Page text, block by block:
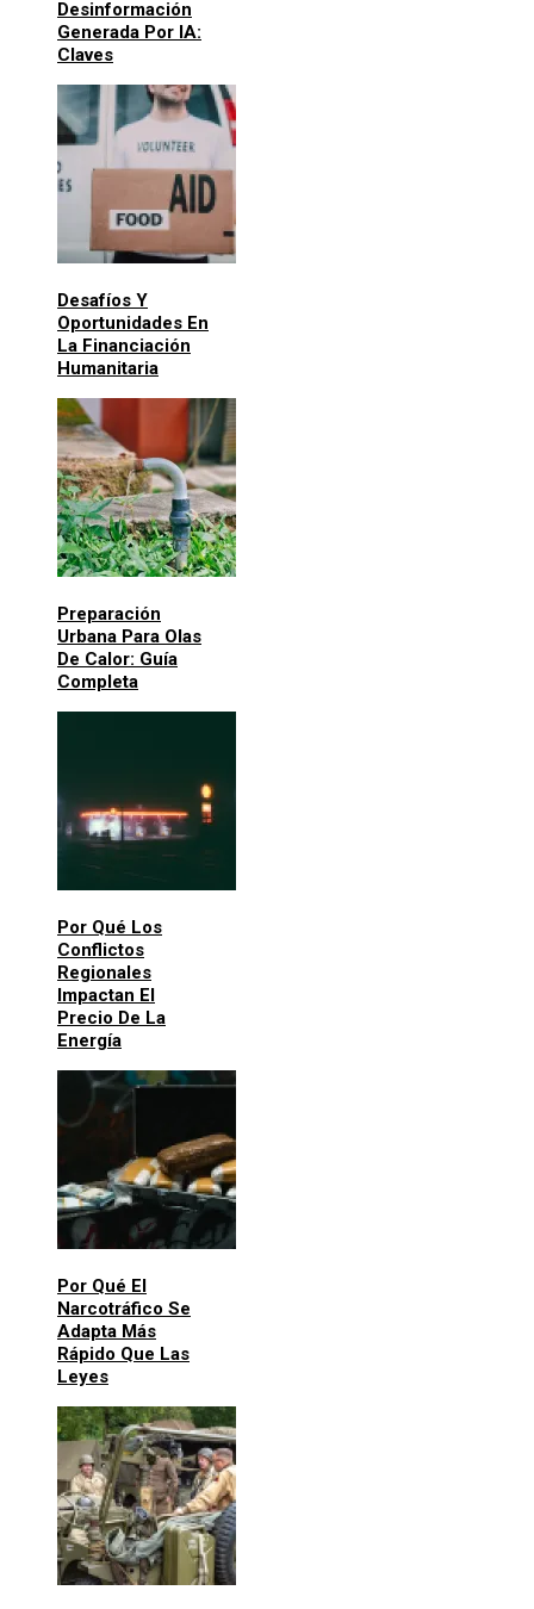
Desinformación
Generada Por IA:
Claves
Desafíos Y
Oportunidades En
La Financiación
Humanitaria
Preparación
Urbana Para Olas
De Calor: Guía
Completa
Por Qué Los
Conflictos
Regionales
Impactan El
Precio De La
Energía
Por Qué El
Narcotráfico Se
Adapta Más
Rápido Que Las
Leyes